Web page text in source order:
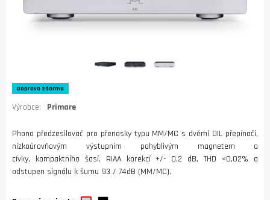
Doprava zdarma
Výrobce: Primare
Phono předzesilovač pro přenosky typu MM/MC s dvěmi DIL přepínači,
nízkoúrovňovým výstupním pohyblivým magnetem a
cívky, kompaktního šasí, RIAA korekcí +/- 0,2 dB, THD <0,02% a
odstupen signálu k šumu 93 / 74dB (MM/MC).